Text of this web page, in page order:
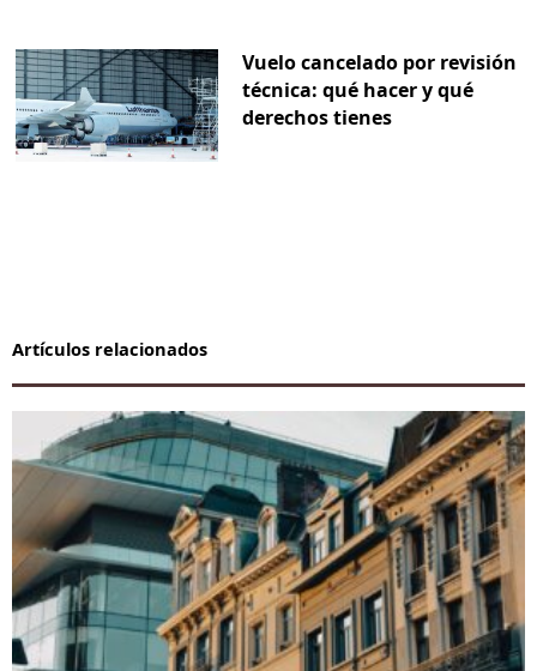
Vuelo cancelado por revisión
técnica: qué hacer y qué
derechos tienes
Artículos relacionados